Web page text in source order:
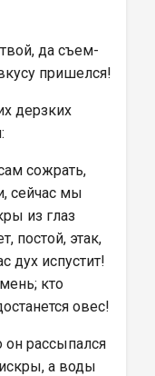
да съем-
пришелся!
дерзких
сожрать,
сейчас мы
из глаз
постой, этак,
дух испустит!
кто
овес!
рассыпался
а воды